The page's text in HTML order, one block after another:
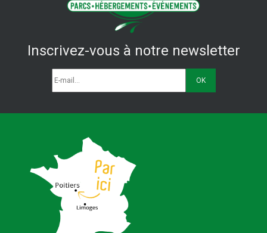
Inscrivez-vous à notre newsletter